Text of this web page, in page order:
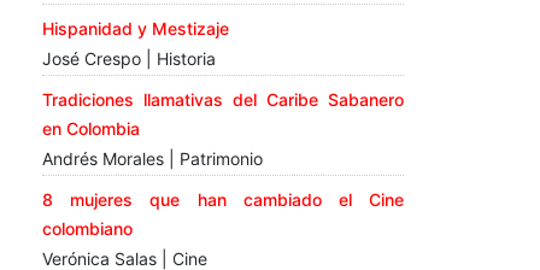
Hispanidad y Mestizaje
José Crespo | Historia
Tradiciones llamativas del Caribe Sabanero
en Colombia
Andrés Morales | Patrimonio
8 mujeres que han cambiado el Cine
colombiano
Verónica Salas | Cine